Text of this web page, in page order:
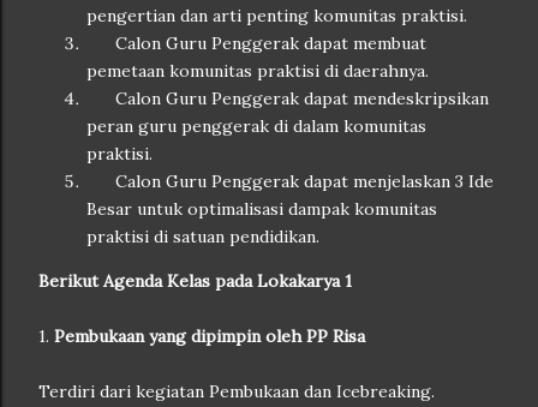
pengertian dan arti penting komunitas praktisi.
Calon Guru Penggerak dapat membuat
pemetaan komunitas praktisi di daerahnya.
Calon Guru Penggerak dapat mendeskripsikan
peran guru penggerak di dalam komunitas
praktisi.
Calon Guru Penggerak dapat menjelaskan 3 Ide
Besar untuk optimalisasi dampak komunitas
praktisi di satuan pendidikan.
Berikut Agenda Kelas pada Lokakarya 1
1. Pembukaan yang dipimpin oleh PP Risa
Terdiri dari kegiatan Pembukaan dan Icebreaking.